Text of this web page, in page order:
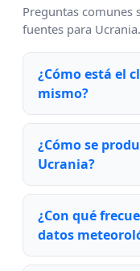
Preguntas comunes
fuentes para Ucrania.
¿Cómo está el
mismo?
¿Cómo se
Ucrania?
¿Con qué
datos